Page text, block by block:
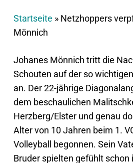
Startseite » Netzhoppers
Mönnich
Johanes Mönnich tritt die
Schouten auf der so
an. Der 22-jährige
dem beschaulichen
Herzberg/Elster und genau
Alter von 10 Jahren beim 1.
Volleyball begonnen. Sein
Bruder spielten gefühlt schon